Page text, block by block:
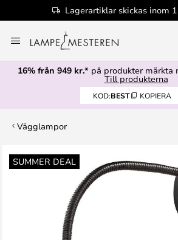
Lagerartiklar skickas inom
till
innehållet
16% från 949 kr.* på produkter märkta
Till produkterna
KOD:BEST KOPIERA
Vägglampor
SUMMER DEAL
Hoppa
till